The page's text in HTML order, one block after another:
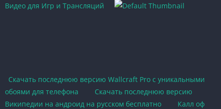
Видео для Игр и Трансляций
Скачать последнюю версию Wallcraft Pro с уникальными
обоями для телефона
Скачать последнюю версию
Википедии на андроид на русском бесплатно
Калл оф